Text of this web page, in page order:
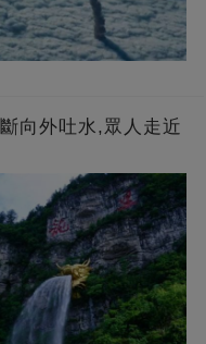
向外吐水,眾人走近